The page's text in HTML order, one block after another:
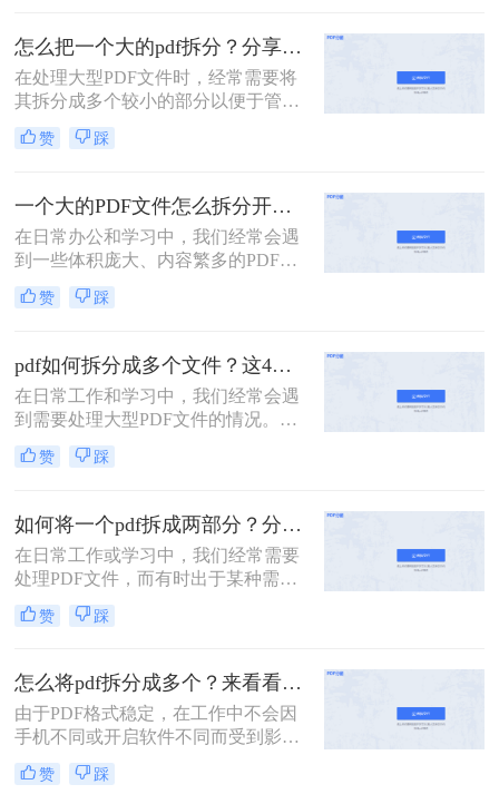
法，帮助用户轻松完成拆分任务。
怎么把一个大的pdf拆分？分享三种分割文件的方法！
在处理大型PDF文件时，经常需要将
其拆分成多个较小的部分以便于管
理、分享或分别处理不同的章节。无
论是学术研究、项目管理还是日常办
非常实用的技能。以下是一篇关于怎
么把一个大的pdf拆分的详细指南。
赞 踩
一个大的PDF文件怎么拆分开成几个文件？这三种PDF拆分方法轻松搞定！
在日常办公和学习中，我们经常会遇
到一些体积庞大、内容繁多的PDF文
件。这些文件可能包含多个章节、报
告或文档，但出于某种需要，我们可
便于分享、存储或阅读。那么一个大
的PDF文件怎么拆分开成几个文件
呢？本文将为您介绍几种实用的方
法，帮助您轻松将一个大的PDF文件
拆分成多个文件。
赞 踩
pdf如何拆分成多个文件？这4种方法教你轻松拆分！
在日常工作和学习中，我们经常会遇
到需要处理大型PDF文件的情况。有
时，为了方便管理、分享或仅需要文
件中的某一部分内容，我们需要将
如何拆分成多个文件呢？本文将详细
介绍几种常用的PDF拆分方法，帮助
您轻松实现PDF文件的分割。
赞 踩
如何将一个pdf拆成两部分？分享这三个轻松拆分方法！
在日常工作或学习中，我们经常需要
处理PDF文件，而有时出于某种需
要，我们可能希望将一个较大的PDF
文件拆分成几个较小的部分。那么如
些常用的方法，帮助您轻松实现将一
个PDF拆成两部分的目标。
赞 踩
怎么将pdf拆分成多个？来看看这几个PDF拆分方法！
由于PDF格式稳定，在工作中不会因
手机不同或开启软件不同而受到影
响，因此我们经常使用PDF来传输文
件。但是，经常会遇到一种情况，需
赞 踩